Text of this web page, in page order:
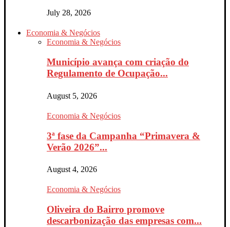
July 28, 2026
Economia & Negócios
Economia & Negócios
Município avança com criação do
Regulamento de Ocupação...
August 5, 2026
Economia & Negócios
3ª fase da Campanha “Primavera &
Verão 2026”...
August 4, 2026
Economia & Negócios
Oliveira do Bairro promove
descarbonização das empresas com...